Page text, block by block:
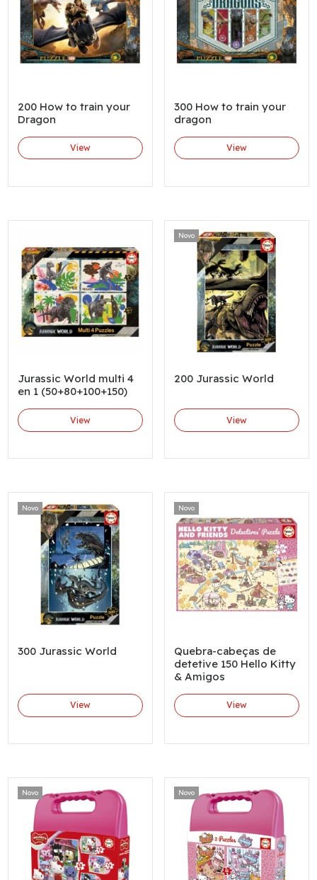
200 How to train your
Dragon
View
300 How to train your
dragon
View
Jurassic World multi 4
en 1 (50+80+100+150)
View
Novo
200 Jurassic World
View
Novo
300 Jurassic World
View
Novo
Quebra-cabeças de
detetive 150 Hello Kitty
& Amigos
View
Novo Novo